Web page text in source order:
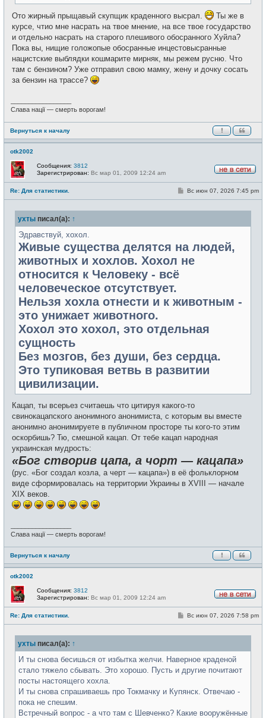
Ото жирный прыщавый скупщик краденного высрал.
Ты же в
курсе, чтио мне насрать на твое мнение, на все твое государство
и отдельно насрать на старого плешивого обосранного Хуйла?
Пока вы, нищие голожопые обосранные инцестовысранные
нацистские выблядки кошмарите мирняк, мы режем русню. Что
там с бензином? Уже отправил свою мамку, жену и дочку сосать
за бензин на трассе?
Слава нації — смерть ворогам!
Вернуться к началу
otk2002
е
в
с
Сообщения: 3812
Зарегистрирован: Вс мар 01, 2009 12:24 am
Re: Для статистики.
С
б
е
е
Вс июн 07, 2026 7:45 pm
ухты писал(а): ↑
Эдравствуй, хохол.
Живые существа делятся на людей,
животных и хохлов. Хохол не
относится к Человеку - всё
человеческое отсутствует.
Нельзя хохла отнести и к животным -
это унижает животного.
Хохол это хохол, это отдельная
сущность
Без мозгов, без души, без сердца.
Это тупиковая ветвь в развитии
цивилизации.
Кацап, ты всерьез считаешь что цитируя какого-то
свинокацапского анонимного анонимиста, с которым вы вместе
анонимно анонимируете в публичном просторе ты кого-то этим
оскорбишь? Тю, смешной кацап. От тебе кацап народная
украинская мудрость:
«Бог створив цапа, а чорт — кацапа»
(рус. «Бог создал козла, а черт — кацапа») в её фольклорном
виде сформировалась на территории Украины в XVIII — начале
XIX веков.
Слава нації — смерть ворогам!
Вернуться к началу
otk2002
е
в
с
Сообщения: 3812
Зарегистрирован: Вс мар 01, 2009 12:24 am
Re: Для статистики.
С
б
е
н
и
е
Вс июн 07, 2026 7:58 pm
ухты писал(а): ↑
И ты снова бесишься от избытка желчи. Наверное краденой
стало тяжело сбывать. Это хорошо. Пусть и другие почитают
посты настоящего хохла.
И ты снова спрашиваешь про Токмачку и Купянск. Отвечаю -
пока не спешим.
Встречный вопрос - а что там с Шевченко? Какие вооружённые